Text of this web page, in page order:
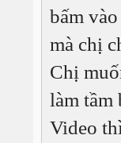
bấm
mà chị
Chị
làm tầm
Video